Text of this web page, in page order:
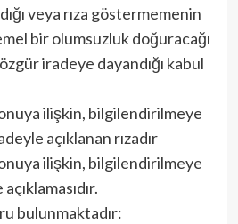
veya rıza göstermemenin
bir olumsuzluk doğuracağı
iradeye dayandığı kabul
ilişkin, bilgilendirilmeye
açıklanan rızadır
ilişkin, bilgilendirilmeye
bulunmaktadır: